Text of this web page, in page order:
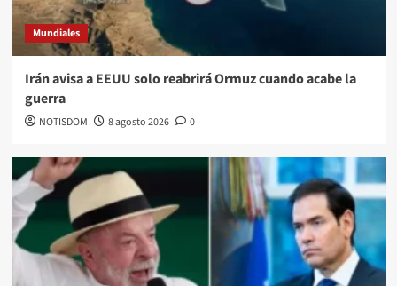
Mundiales
Irán avisa a EEUU solo reabrirá Ormuz cuando acabe la
guerra
NOTISDOM 8 agosto 2026 0